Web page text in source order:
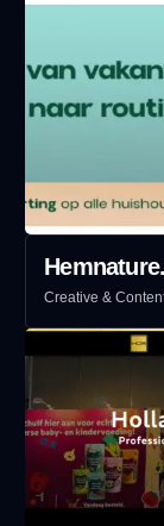
Creative &